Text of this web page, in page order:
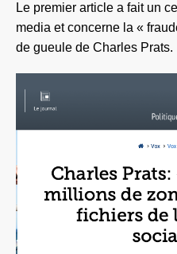
Le premier article a fait un
media et concerne la «
de gueule de Charles Prats.